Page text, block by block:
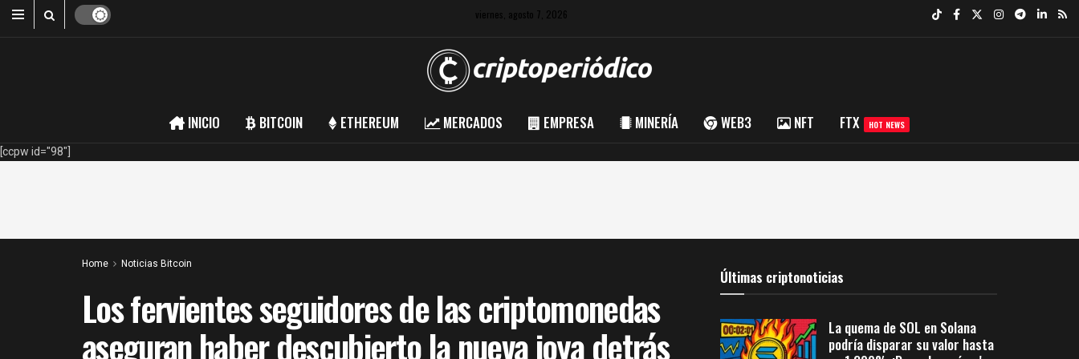
viernes, agosto 7, 2026
INICIO BITCOIN ETHEREUM MERCADOS EMPRESA MINERÍA WEB3 NFT FTX HOT NEWS
[ccpw id="98"]
Home Noticias Bitcoin
Los fervientes seguidores de las criptomonedas
aseguran haber descubierto la nueva joya detrás
Últimas criptonoticias
La quema de SOL en Solana
podría disparar su valor hasta